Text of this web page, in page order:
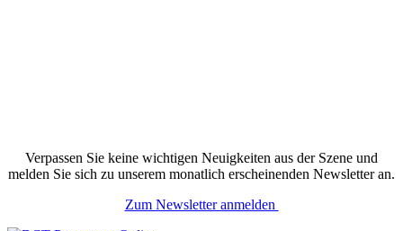
Verpassen Sie keine wichtigen Neuigkeiten aus der Szene und
melden Sie sich zu unserem monatlich erscheinenden Newsletter an.
Zum Newsletter anmelden